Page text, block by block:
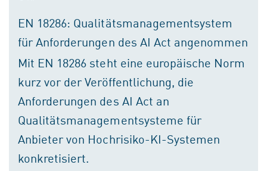
EN 18286: Qualitätsmanagementsystem
für Anforderungen des AI Act angenommen
Mit EN 18286 steht eine europäische Norm
kurz vor der Veröffentlichung, die
Anforderungen des AI Act an
Qualitätsmanagementsysteme für
Anbieter von Hochrisiko-KI-Systemen
konkretisiert.